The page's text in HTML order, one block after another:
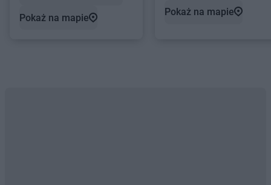
Pokaż na mapie Pokaż na mapie